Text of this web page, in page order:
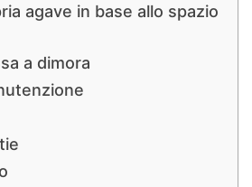
agave in base allo spazio
a dimora